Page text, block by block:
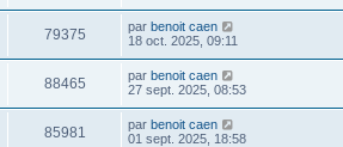
79375 par benoit caen
18 oct. 2025, 09:11
88465 par benoit caen
27 sept. 2025, 08:53
85981 par benoit caen
01 sept. 2025, 18:58